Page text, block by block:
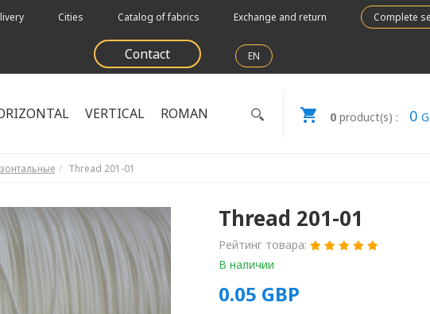
Cities Catalog of fabrics Exchange and return Complete
Contact EN
VERTICAL ROMAN 0product(s) : 0
Thread 201-01
Thread 201-01
Рейтинг товара:
В наличии
0.05 GBP